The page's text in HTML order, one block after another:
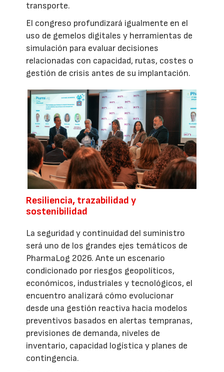
transporte.
El congreso profundizará igualmente en el
uso de gemelos digitales y herramientas de
simulación para evaluar decisiones
relacionadas con capacidad, rutas, costes o
gestión de crisis antes de su implantación.
Resiliencia, trazabilidad y
sostenibilidad
La seguridad y continuidad del suministro
será uno de los grandes ejes temáticos de
PharmaLog 2026. Ante un escenario
condicionado por riesgos geopolíticos,
económicos, industriales y tecnológicos, el
encuentro analizará cómo evolucionar
desde una gestión reactiva hacia modelos
preventivos basados en alertas tempranas,
previsiones de demanda, niveles de
inventario, capacidad logística y planes de
contingencia.